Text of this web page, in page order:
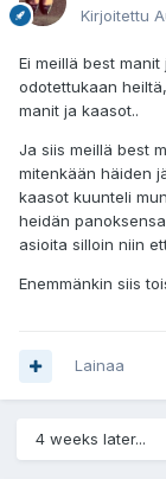
Kirjoitettu
Ei meillä best
odotettukaan
manit ja kaasot..
Ja siis meillä best
mitenkään häiden
kaasot kuunteli
heidän
asioita silloin niin
Enemmänkin siis
Lainaa
4 weeks later...